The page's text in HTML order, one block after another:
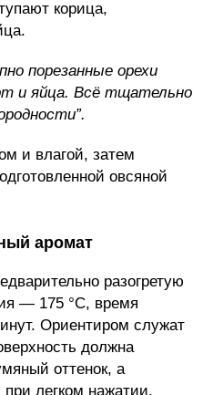
корица,
порезанные орехи
и яйца. Всё тщательно
и влагой, затем
овсяной
аромат
разогретую
— 175 °C, время
Ориентиром служат
должна
оттенок, а
при легком нажатии.